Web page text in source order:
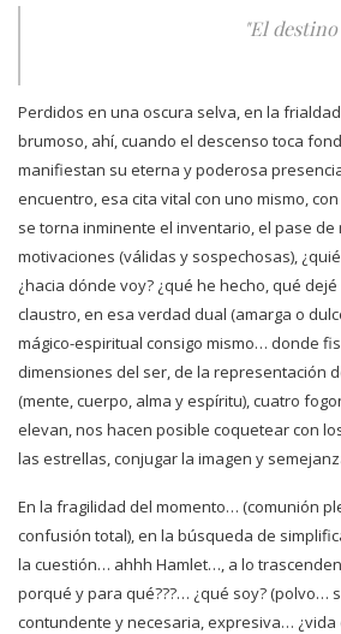
"El
Perdidos en una oscura selva, en la
brumoso, ahí, cuando el descenso toca
manifiestan su eterna y poderosa
encuentro, esa cita vital con uno mismo,
se torna inminente el inventario, el pase de
motivaciones (válidas y sospechosas),
¿hacia dónde voy? ¿qué he hecho, qué
claustro, en esa verdad dual (amarga o
mágico-espiritual consigo mismo… donde
dimensiones del ser, de la representación
(mente, cuerpo, alma y espíritu), cuatro
elevan, nos hacen posible coquetear con
las estrellas, conjugar la imagen y
En la fragilidad del momento… (comunión
confusión total), en la búsqueda de
la cuestión… ahhh Hamlet…, a lo
porqué ypara qué???… ¿qué soy? (polvo…
contundente y necesaria, expresiva… ¿vida